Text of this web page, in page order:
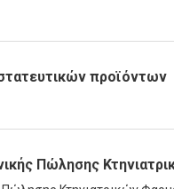
προϊόντων
Πώλησης